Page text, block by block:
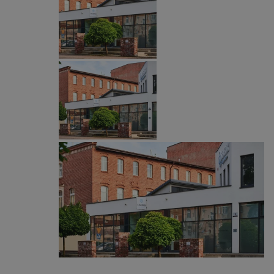
Nazwa
SessID
QeSessID
MvSessID
VISITOR_PRIVACY_METADATA
YouTube
.youtube.com
5 miesięcy 4
tygodnie